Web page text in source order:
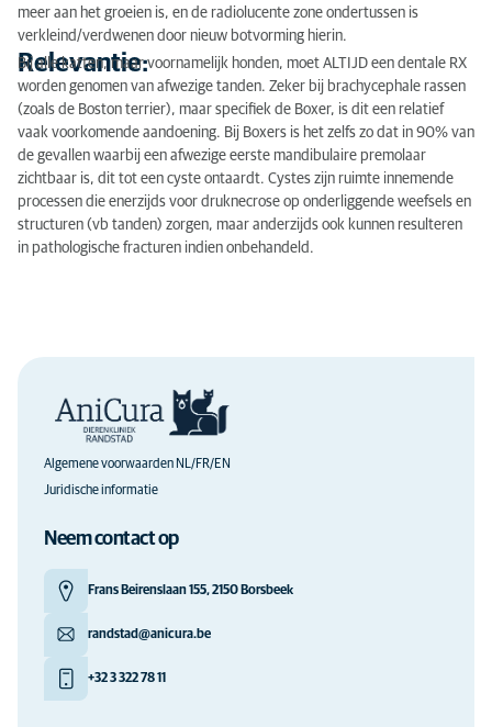
meer aan het groeien is, en de radiolucente zone ondertussen is
verkleind/verdwenen door nieuw botvorming hierin.
Relevantie:
Bij alle katten, maar voornamelijk honden, moet ALTIJD een dentale RX
worden genomen van afwezige tanden. Zeker bij brachycephale rassen
(zoals de Boston terrier), maar specifiek de Boxer, is dit een relatief
vaak voorkomende aandoening. Bij Boxers is het zelfs zo dat in 90% van
de gevallen waarbij een afwezige eerste mandibulaire premolaar
zichtbaar is, dit tot een cyste ontaardt. Cystes zijn ruimte innemende
processen die enerzijds voor druknecrose op onderliggende weefsels en
structuren (vb tanden) zorgen, maar anderzijds ook kunnen resulteren
in pathologische fracturen indien onbehandeld.
Algemene voorwaarden NL/FR/EN
Juridische informatie
Neem contact op
Frans Beirenslaan 155, 2150 Borsbeek
randstad@anicura.be
+32 3 322 78 11